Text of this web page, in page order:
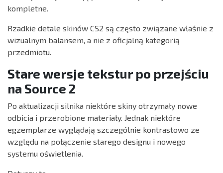
kompletne.
Rzadkie detale skinów CS2 są często związane właśnie z
wizualnym balansem, a nie z oficjalną kategorią
przedmiotu.
Stare wersje tekstur po przejściu
na Source 2
Po aktualizacji silnika niektóre skiny otrzymały nowe
odbicia i przerobione materiały. Jednak niektóre
egzemplarze wyglądają szczególnie kontrastowo ze
względu na połączenie starego designu i nowego
systemu oświetlenia.